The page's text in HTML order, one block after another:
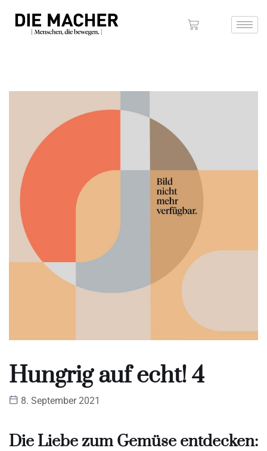
Hungrig auf echt! 4
8. September 2021
Die Liebe zum Gemüse entdecken: